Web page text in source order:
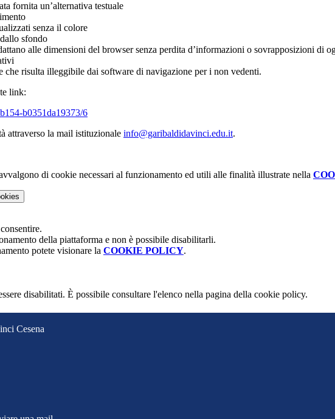
fornita un’alternativa testuale
senza il colore
sfondo
alle dimensioni del browser senza perdita d’informazioni o sovrapposizioni di
risulta illeggibile dai software di navigazione per i non vedenti.
link:
b0351da19373/6
attraverso la mail istituzionale info@garibaldidavinci.edu.it.
di cookie necessari al funzionamento ed utili alle finalità illustrate nella
della piattaforma e non è possibile disabilitarli.
potete visionare la COOKIE POLICY.
disabilitati. È possibile consultare l'elenco nella pagina della cookie policy.
Cesena